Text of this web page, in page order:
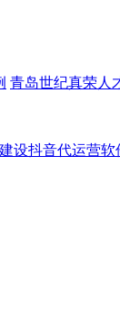
青岛世纪真荣人
设抖音代运营软